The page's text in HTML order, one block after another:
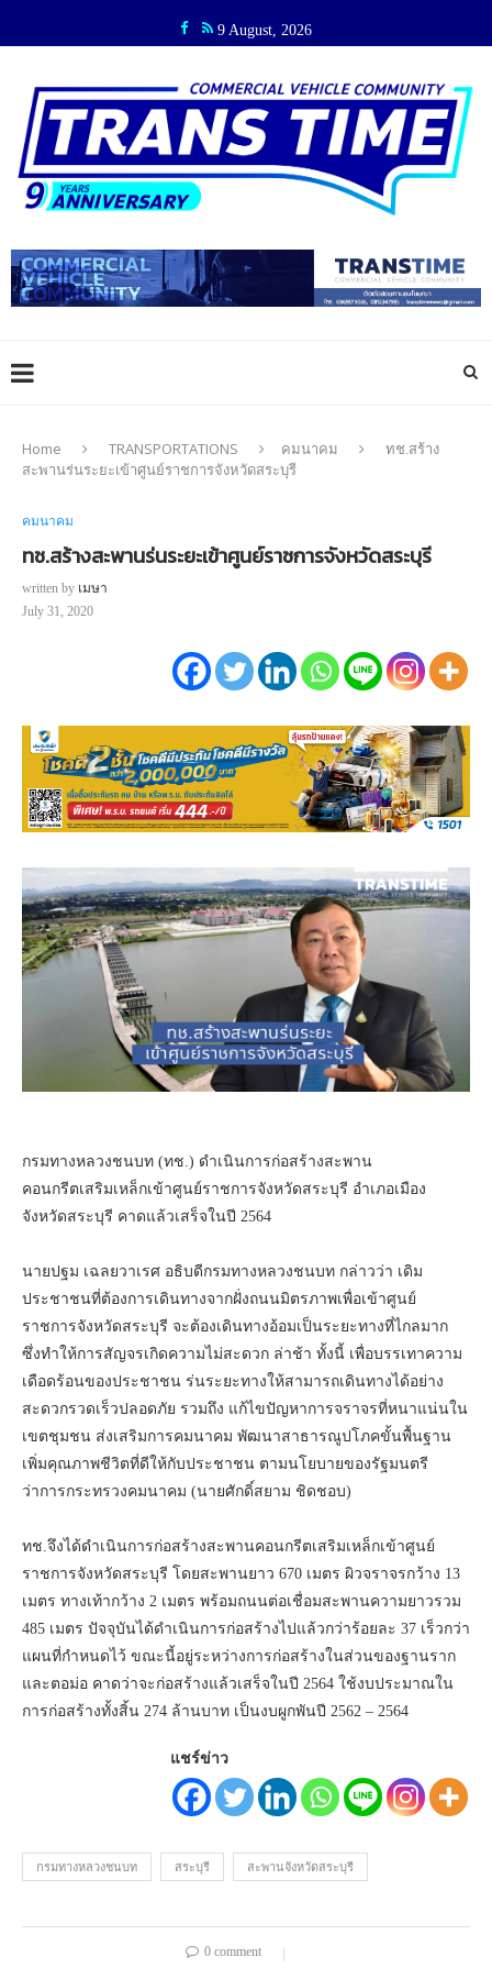
9 August, 2026
Home TRANSPORTATIONS คมนาคม
ทช.สร้าง
สะพานร่นระยะเข้าศูนย์ราชการจังหวัดสระบุรี
คมนาคม
ทช.สร้างสะพานร่นระยะเข้าศูนย์ราชการจังหวัดสระบุรี
written by เมษา
July 31, 2020
กรมทางหลวงชนบท (ทช.) ดำเนินการก่อสร้างสะพาน
คอนกรีตเสริมเหล็กเข้าศูนย์ราชการจังหวัดสระบุรี อำเภอเมือง
จังหวัดสระบุรี คาดแล้วเสร็จในปี 2564
นายปฐม เฉลยวาเรศ อธิบดีกรมทางหลวงชนบท กล่าวว่า เดิม
ประชาชนที่ต้องการเดินทางจากฝั่งถนนมิตรภาพเพื่อเข้าศูนย์
ราชการจังหวัดสระบุรี จะต้องเดินทางอ้อมเป็นระยะทางที่ไกลมาก
ซึ่งทำให้การสัญจรเกิดความไม่สะดวก ล่าช้า ทั้งนี้ เพื่อบรรเทาความ
เดือดร้อนของประชาชน ร่นระยะทางให้สามารถเดินทางได้อย่าง
สะดวกรวดเร็วปลอดภัย รวมถึง แก้ไขปัญหาการจราจรที่หนาแน่นใน
เขตชุมชน ส่งเสริมการคมนาคม พัฒนาสาธารณูปโภคขั้นพื้นฐาน
เพิ่มคุณภาพชีวิตที่ดีให้กับประชาชน ตามนโยบายของรัฐมนตรี
ว่าการกระทรวงคมนาคม (นายศักดิ์สยาม ชิดชอบ)
ทช.จึงได้ดำเนินการก่อสร้างสะพานคอนกรีตเสริมเหล็กเข้าศูนย์
ราชการจังหวัดสระบุรี โดยสะพานยาว 670 เมตร ผิวจราจรกว้าง 13
เมตร ทางเท้ากว้าง 2 เมตร พร้อมถนนต่อเชื่อมสะพานความยาวรวม
485 เมตร ปัจจุบันได้ดำเนินการก่อสร้างไปแล้วกว่าร้อยละ 37 เร็วกว่า
แผนที่กำหนดไว้ ขณะนี้อยู่ระหว่างการก่อสร้างในส่วนของฐานราก
และตอม่อ คาดว่าจะก่อสร้างแล้วเสร็จในปี 2564 ใช้งบประมาณใน
การก่อสร้างทั้งสิ้น 274 ล้านบาท เป็นงบผูกพันปี 2562 – 2564
แชร์ข่าว
กรมทางหลวงชนบท สระบุรี สะพานจังหวัดสระบุรี
0 comment